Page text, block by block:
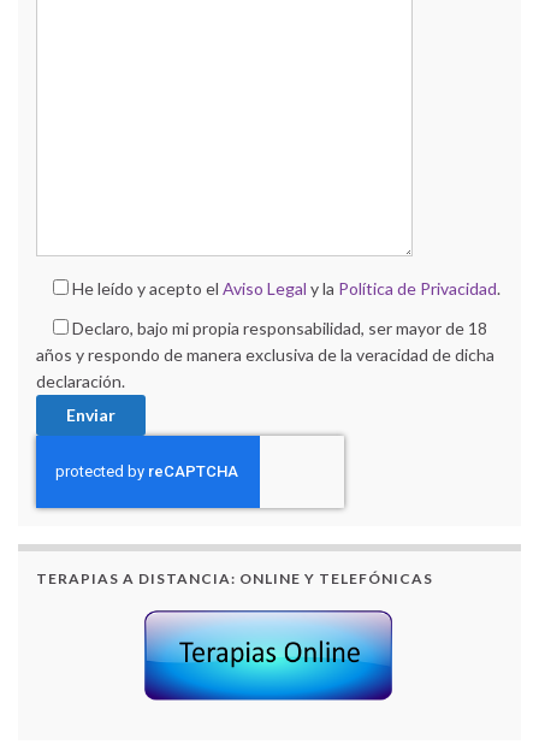
He leído y acepto el Aviso Legal y la Política de Privacidad.
Declaro, bajo mi propia responsabilidad, ser mayor de 18
años y respondo de manera exclusiva de la veracidad de dicha
declaración.
TERAPIAS A DISTANCIA: ONLINE Y TELEFÓNICAS